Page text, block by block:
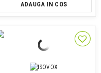
ADAUGA IN COS